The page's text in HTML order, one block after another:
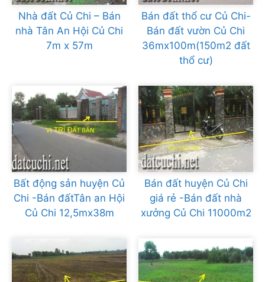
Nhà đất Củ Chi – Bán
nhà Tân An Hội Củ Chi
7m x 57m
Bán đất thổ cư Củ Chi-
Bán đất vườn Củ Chi
36mx100m(150m2 đất
thổ cư)
Bất động sản huyện Củ
Chi -Bán đấtTân an Hội
Củ Chi 12,5mx38m
Bán đất huyện Củ Chi
giá rẻ -Bán đất nhà
xưởng Củ Chi 11000m2